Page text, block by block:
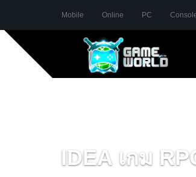
Mobile Online PC
IDEA เกม